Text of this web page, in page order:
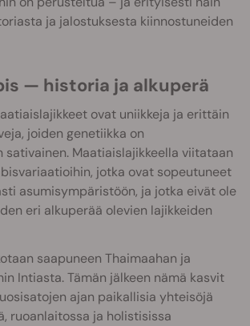
ja jalostuksesta kiinnostuneiden
— historia ja alkuperä
ovat uniikkeja ja erittäin
joiden genetiikka on
Maatiaislajikkeella viitataan
jotka ovat sopeutuneet
asumisympäristöön, ja jotka eivät ole
eri alkuperää olevien lajikkeiden
saapuneen Thaimaahan ja
Intiasta. Tämän jälkeen nämä kasvit
ajan paikallisia yhteisöjä
ruoanlaitossa ja holistisissa